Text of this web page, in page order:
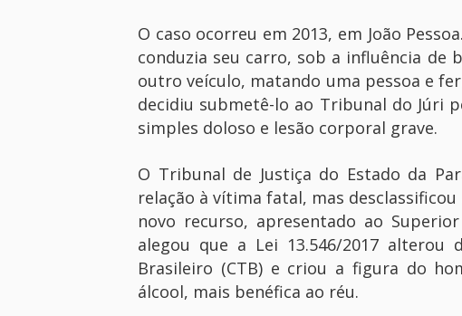
O caso ocorreu em 2013, em João
conduzia seu carro, sob a influência de
outro veículo, matando uma pessoa e
decidiu submetê-lo ao Tribunal do Júri
simples doloso e lesão corporal grave.
O Tribunal de Justiça do Estado da
relação à vítima fatal, mas
novo recurso, apresentado ao
alegou que a Lei 13.546/2017 alterou
Brasileiro (CTB) e criou a figura do
álcool, mais benéfica ao réu.